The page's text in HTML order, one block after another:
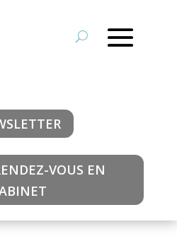
VOUS EN